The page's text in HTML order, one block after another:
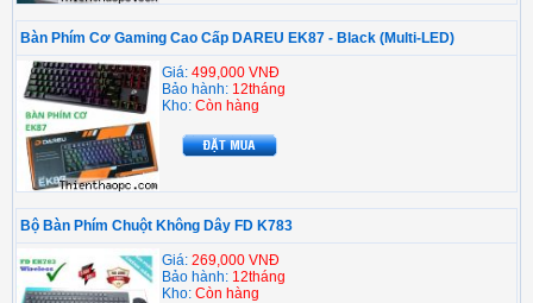
Bàn Phím Cơ Gaming Cao Cấp DAREU EK87 - Black (Multi-LED)
Giá: 499,000 VNĐ
Bảo hành: 12tháng
Kho: Còn hàng
Bộ Bàn Phím Chuột Không Dây FD K783
Giá: 269,000 VNĐ
Bảo hành: 12tháng
Kho: Còn hàng